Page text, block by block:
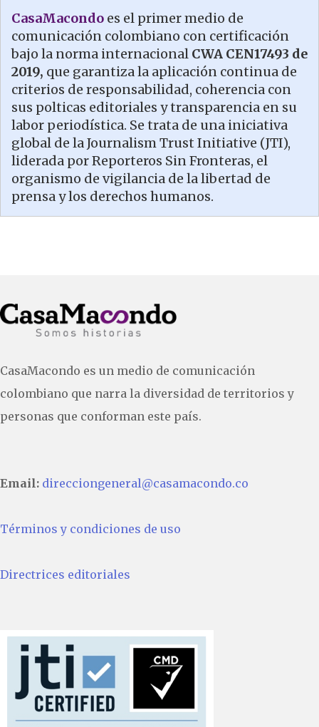
CasaMacondo es el primer medio de
comunicación colombiano con certificación
bajo la norma internacional CWA CEN17493 de
2019, que garantiza la aplicación continua de
criterios de responsabilidad, coherencia con
sus polticas editoriales y transparencia en su
labor periodística. Se trata de una iniciativa
global de la Journalism Trust Initiative (JTI),
liderada por Reporteros Sin Fronteras, el
organismo de vigilancia de la libertad de
prensa y los derechos humanos.
CasaMacondo es un medio de comunicación
colombiano que narra la diversidad de territorios y
personas que conforman este país.
Email: direcciongeneral@casamacondo.co
Términos y condiciones de uso
Directrices editoriales